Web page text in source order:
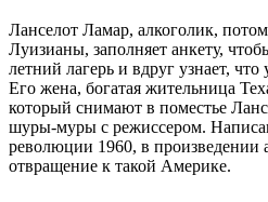
Ланселот Ламар, алкоголик,
Луизианы, заполняет анкету,
летний лагерь и вдруг узнает,
Его жена, богатая жительница
который снимают в поместье
шуры-муры с режиссером.
революции 1960, в произведении
отвращение к такой Америке.